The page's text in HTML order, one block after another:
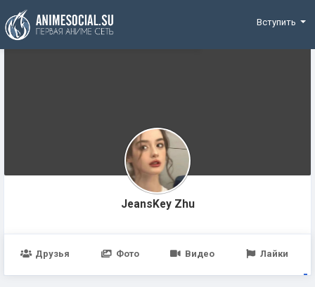
Funding
Вступить
JeansKey Zhu
Друзья Фото Видео Лайки